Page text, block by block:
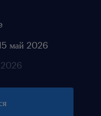
май 2026
2026